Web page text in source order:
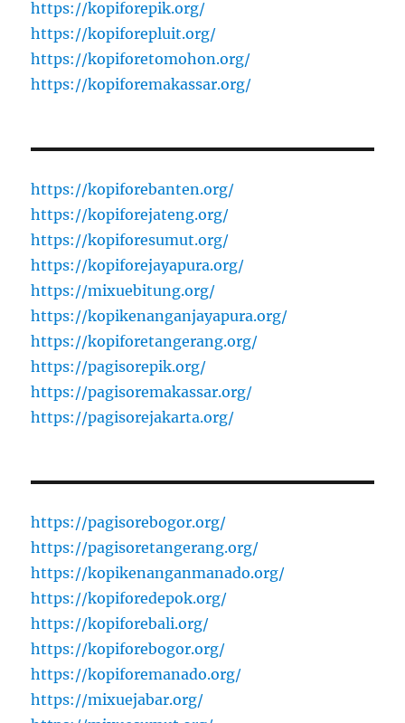
https://kopiforepik.org/
https://kopiforepluit.org/
https://kopiforetomohon.org/
https://kopiforemakassar.org/
https://kopiforebanten.org/
https://kopiforejateng.org/
https://kopiforesumut.org/
https://kopiforejayapura.org/
https://mixuebitung.org/
https://kopikenanganjayapura.org/
https://kopiforetangerang.org/
https://pagisorepik.org/
https://pagisoremakassar.org/
https://pagisorejakarta.org/
https://pagisorebogor.org/
https://pagisoretangerang.org/
https://kopikenanganmanado.org/
https://kopiforedepok.org/
https://kopiforebali.org/
https://kopiforebogor.org/
https://kopiforemanado.org/
https://mixuejabar.org/